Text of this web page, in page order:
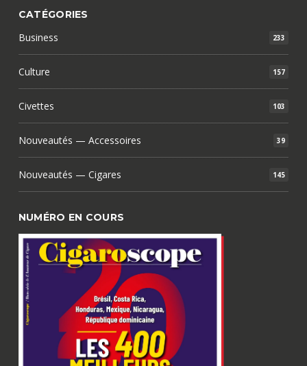
CATÉGORIES
Business 233
Culture 157
Civettes 103
Nouveautés — Accessoires 39
Nouveautés — Cigares 145
NUMÉRO EN COURS